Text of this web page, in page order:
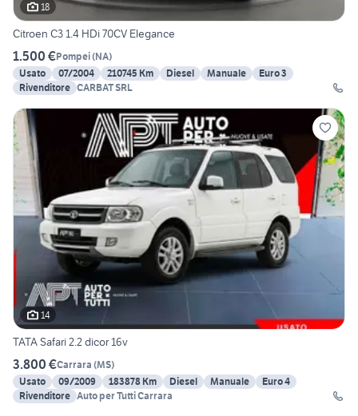
18
Citroen C3 1.4 HDi 70CV Elegance
1.500 €Pompei(NA)
Usato
07/2004 210745 Km Diesel Manuale
Euro 3
Rivenditore CARBAT SRL
14
TATA Safari 2.2 dicor 16v
3.800 €Carrara (MS)
Usato
09/2009 183878 Km Diesel Manuale
Euro 4
Rivenditore Auto per Tutti Carrara